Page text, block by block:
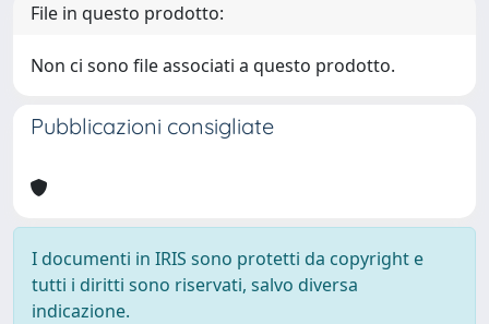
File in questo prodotto:
Non ci sono file associati a questo prodotto.
Pubblicazioni consigliate
I documenti in IRIS sono protetti da copyright e
tutti i diritti sono riservati, salvo diversa
indicazione.